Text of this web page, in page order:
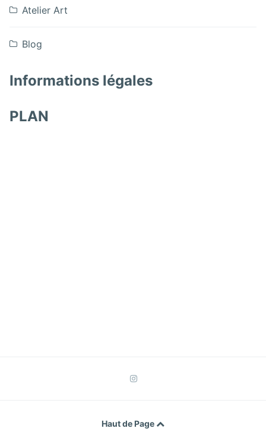
Atelier Art
Blog
Informations légales
PLAN
Haut de Page